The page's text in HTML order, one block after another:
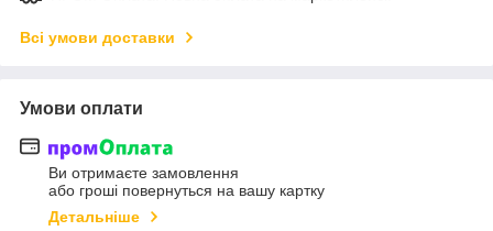
Всі умови доставки
Умови оплати
Ви отримаєте замовлення
або гроші повернуться на вашу картку
Детальніше